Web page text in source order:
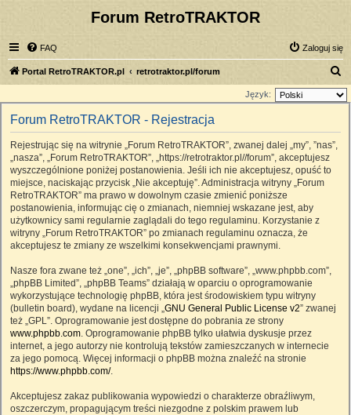
Forum RetroTRAKTOR
FAQ Zaloguj się
Portal RetroTRAKTOR.pl retrotraktor.pl/forum
z
Język:
Forum RetroTRAKTOR - Rejestracja
Rejestrując się na witrynie „Forum RetroTRAKTOR”, zwanej dalej „my”, ”nas”,
„nasza”, „Forum RetroTRAKTOR”, „https://retrotraktor.pl//forum”, akceptujesz
wyszczególnione poniżej postanowienia. Jeśli ich nie akceptujesz, opuść to
miejsce, naciskając przycisk „Nie akceptuję”. Administracja witryny „Forum
RetroTRAKTOR” ma prawo w dowolnym czasie zmienić poniższe
postanowienia, informując cię o zmianach, niemniej wskazane jest, aby
użytkownicy sami regularnie zaglądali do tego regulaminu. Korzystanie z
witryny „Forum RetroTRAKTOR” po zmianach regulaminu oznacza, że
akceptujesz te zmiany ze wszelkimi konsekwencjami prawnymi.
Nasze fora zwane też „one”, „ich”, „je”, „phpBB software”, „www.phpbb.com”,
„phpBB Limited”, „phpBB Teams” działają w oparciu o oprogramowanie
wykorzystujące technologię phpBB, która jest środowiskiem typu witryny
(bulletin board), wydane na licencji „GNU General Public License v2” zwanej
też „GPL”. Oprogramowanie jest dostępne do pobrania ze strony
www.phpbb.com. Oprogramowanie phpBB tylko ułatwia dyskusje przez
internet, a jego autorzy nie kontrolują tekstów zamieszczanych w internecie
za jego pomocą. Więcej informacji o phpBB można znaleźć na stronie
https://www.phpbb.com/.
Akceptujesz zakaz publikowania wypowiedzi o charakterze obraźliwym,
oszczerczym, propagującym treści niezgodne z polskim prawem lub